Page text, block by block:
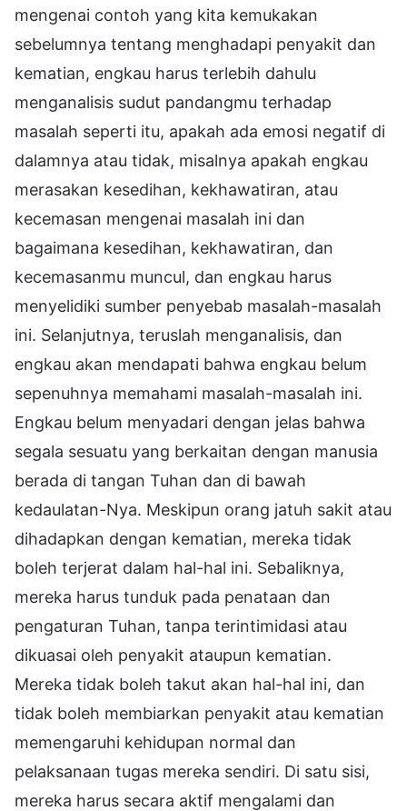
mengenai contoh yang kita kemukakan
sebelumnya tentang menghadapi penyakit dan
kematian, engkau harus terlebih dahulu
menganalisis sudut pandangmu terhadap
masalah seperti itu, apakah ada emosi negatif di
dalamnya atau tidak, misalnya apakah engkau
merasakan kesedihan, kekhawatiran, atau
kecemasan mengenai masalah ini dan
bagaimana kesedihan, kekhawatiran, dan
kecemasanmu muncul, dan engkau harus
menyelidiki sumber penyebab masalah-masalah
ini. Selanjutnya, teruslah menganalisis, dan
engkau akan mendapati bahwa engkau belum
sepenuhnya memahami masalah-masalah ini.
Engkau belum menyadari dengan jelas bahwa
segala sesuatu yang berkaitan dengan manusia
berada di tangan Tuhan dan di bawah
kedaulatan-Nya. Meskipun orang jatuh sakit atau
dihadapkan dengan kematian, mereka tidak
boleh terjerat dalam hal-hal ini. Sebaliknya,
mereka harus tunduk pada penataan dan
pengaturan Tuhan, tanpa terintimidasi atau
dikuasai oleh penyakit ataupun kematian.
Mereka tidak boleh takut akan hal-hal ini, dan
tidak boleh membiarkan penyakit atau kematian
memengaruhi kehidupan normal dan
pelaksanaan tugas mereka sendiri. Di satu sisi,
mereka harus secara aktif mengalami dan